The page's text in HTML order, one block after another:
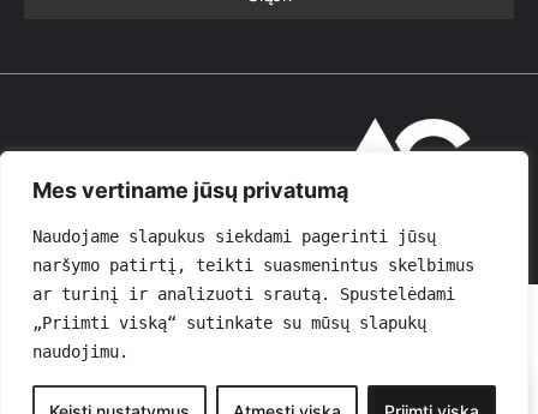
Mes vertiname jūsų privatumą
Naudojame slapukus siekdami pagerinti jūsų
naršymo patirtį, teikti suasmenintus skelbimus
ar turinį ir analizuoti srautą. Spustelėdami
„Priimti viską“ sutinkate su mūsų slapukų
naudojimu.
© 2026 GROŽIOVITA